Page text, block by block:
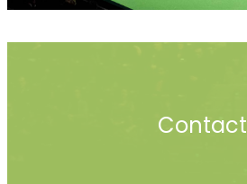
Contact